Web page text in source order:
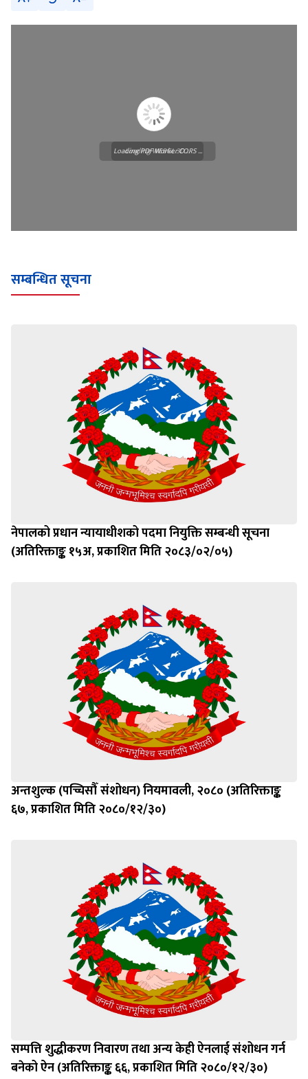
Loading WEBGL 3D ...
Loading PDF Worker CORS ...
सम्बन्धित सूचना
नेपालको प्रधान न्यायाधीशको पदमा नियुक्ति सम्बन्धी सूचना
(अतिरिक्ताङ्क १५अ, प्रकाशित मिति २०८३/०२/०५)
अन्तशुल्क (पच्चिसौँ संशोधन) नियमावली, २०८० (अतिरिक्ताङ्क
६७, प्रकाशित मिति २०८०/१२/३०)
सम्पत्ति शुद्धीकरण निवारण तथा अन्य केही ऐनलाई संशोधन गर्न
बनेको ऐन (अतिरिक्ताङ्क ६६, प्रकाशित मिति २०८०/१२/३०)